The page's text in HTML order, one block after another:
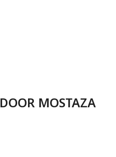
MOSTAZA